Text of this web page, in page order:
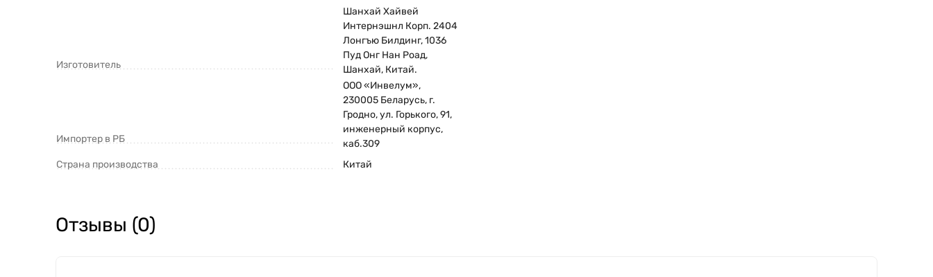
Изготовитель
Шанхай Хайвей
Интернэшнл Корп. 2404
Лонгъю Билдинг, 1036
Пуд Онг Нан Роад,
Шанхай, Китай.
Импортер в РБ
ООО «Инвелум»,
230005 Беларусь, г.
Гродно, ул. Горького, 91,
инженерный корпус,
каб.309
Страна производства
Китай
Отзывы (0)